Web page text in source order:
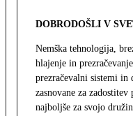
DOBRODOŠLI V
Nemška tehnologija,
hlajenje in
prezračevalni sistemi in
zasnovane za
najboljše za svojo